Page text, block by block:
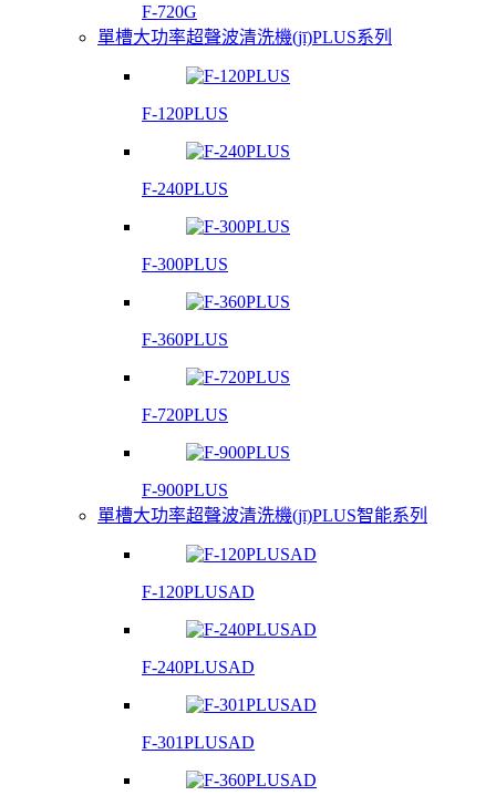
F-720G
單槽大功率超聲波清洗機(jī)PLUS系列
F-120PLUS
F-240PLUS
F-300PLUS
F-360PLUS
F-720PLUS
F-900PLUS
單槽大功率超聲波清洗機(jī)PLUS智能系列
F-120PLUSAD
F-240PLUSAD
F-301PLUSAD